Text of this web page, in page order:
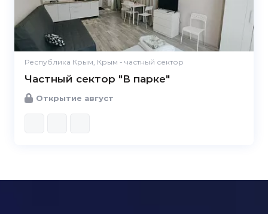
Республика Крым, Крым - частный сектор
Частный сектор "В парке"
Открытие август